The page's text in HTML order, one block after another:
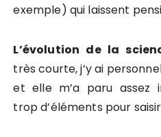
exemple) qui laissent
L’évolution de la
très courte, j’y ai
et elle m’a paru assez
trop d’éléments pour